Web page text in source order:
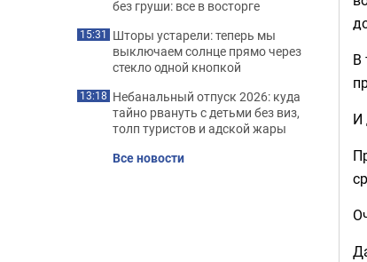
В
И
без груши: все в восторге
15:31 Шторы устарели: теперь мы
выключаем солнце прямо через
стекло одной кнопкой
13:18 Небанальный отпуск 2026: куда
тайно рвануть с детьми без виз,
толп туристов и адской жары
Все новости